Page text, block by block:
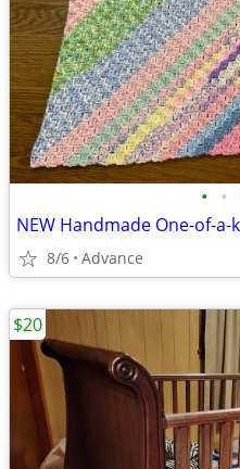
• •
NEW Handmade One-of-
8/6 Advance
$20